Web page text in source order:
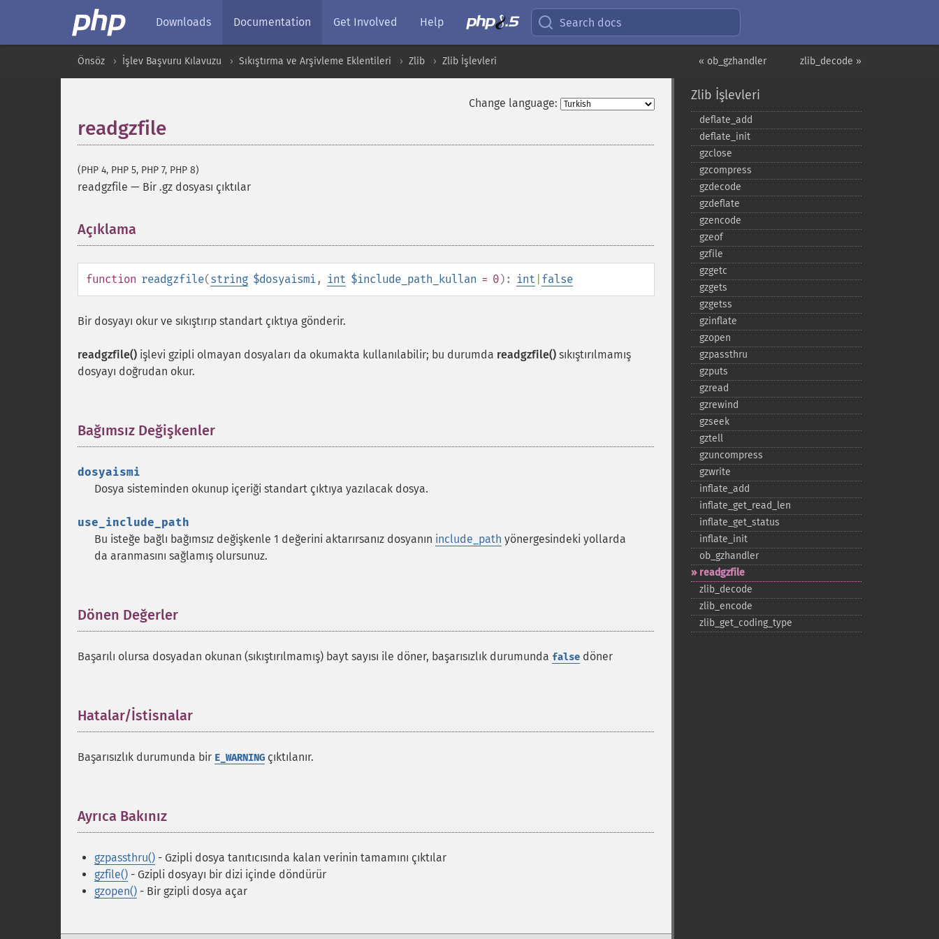
Downloads Documentation Get Involved Help Search docs
zlib_decode »
« ob_gzhandler
Önsöz İşlev Başvuru Kılavuzu Sıkıştırma ve Arşivleme Eklentileri Zlib Zlib İşlevleri
Change language:
readgzfile
(PHP 4, PHP 5, PHP 7, PHP 8)
readgzfile — Bir .gz dosyası çıktılar
Açıklama
function readgzfile(string $dosyaismi, int $include_path_kullan = 0): int false
Bir dosyayı okur ve sıkıştırıp standart çıktıya gönderir.
readgzfile() işlevi gzipli olmayan dosyaları da okumakta kullanılabilir; bu durumda readgzfile() sıkıştırılmamış
dosyayı doğrudan okur.
Bağımsız Değişkenler
dosyaismi
Dosya sisteminden okunup içeriği standart çıktıya yazılacak dosya.
use_include_path
Bu isteğe bağlı bağımsız değişkenle 1 değerini aktarırsanız dosyanın include_path yönergesindeki yollarda
da aranmasını sağlamış olursunuz.
Dönen Değerler
Başarılı olursa dosyadan okunan (sıkıştırılmamış) bayt sayısı ile döner, başarısızlık durumunda false döner
Hatalar/İstisnalar
Başarısızlık durumunda bir E_WARNING çıktılanır.
Ayrıca Bakınız
gzpassthru() - Gzipli dosya tanıtıcısında kalan verinin tamamını çıktılar
gzfile() - Gzipli dosyayı bir dizi içinde döndürür
gzopen() - Bir gzipli dosya açar
Zlib İşlevleri
deflate_​add
deflate_​init
gzclose
gzcompress
gzdecode
gzdeflate
gzencode
gzeof
gzfile
gzgetc
gzgets
gzgetss
gzinflate
gzopen
gzpassthru
gzputs
gzread
gzrewind
gzseek
gztell
gzuncompress
gzwrite
inflate_​add
inflate_​get_​read_​len
inflate_​get_​status
inflate_​init
ob_​gzhandler
readgzfile
zlib_​decode
zlib_​encode
zlib_​get_​coding_​type